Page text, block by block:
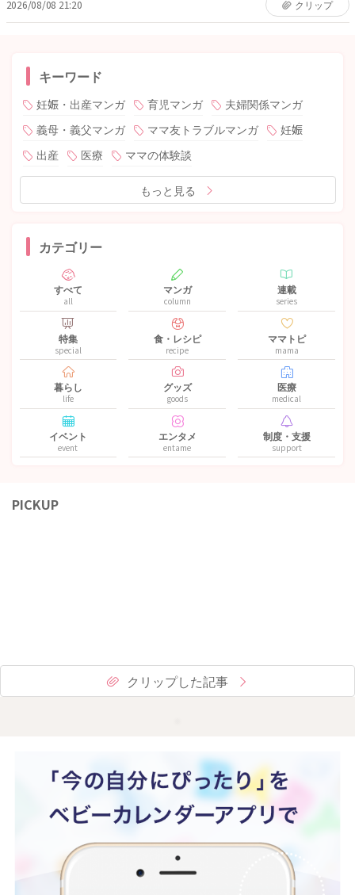
2026/08/08 21:20 クリップ
キーワード
妊娠・出産マンガ 育児マンガ
夫婦関係マンガ
義母・義父マンガ
ママ友トラブルマンガ
妊娠
出産
医療 ママの体験談
もっと見る
カテゴリー
すべて
all
マンガ
column
連載
series
特集
special
食・レシピ
recipe
ママトピ
mama
暮らし
life
グッズ
goods
医療
medical
イベント
event
エンタメ
entame
制度・支援
support
PICKUP
クリップした記事